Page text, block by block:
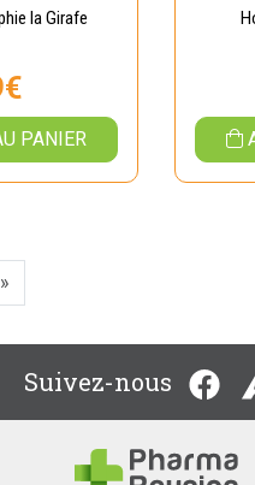
la Girafe
PANIER
»
Suivez-nous